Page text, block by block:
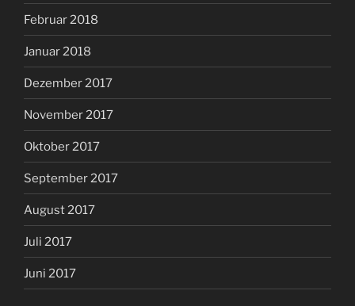
Februar 2018
Januar 2018
Dezember 2017
November 2017
Oktober 2017
September 2017
August 2017
Juli 2017
Juni 2017